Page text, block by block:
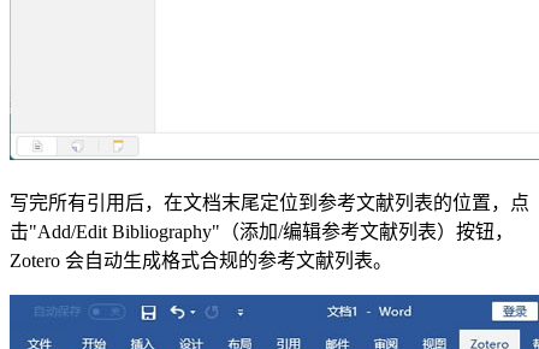
写完所有引用后，在文档末尾定位到参考文献列表的位置，点
击"Add/Edit Bibliography"（添加/编辑参考文献列表）按钮，
Zotero 会自动生成格式合规的参考文献列表。